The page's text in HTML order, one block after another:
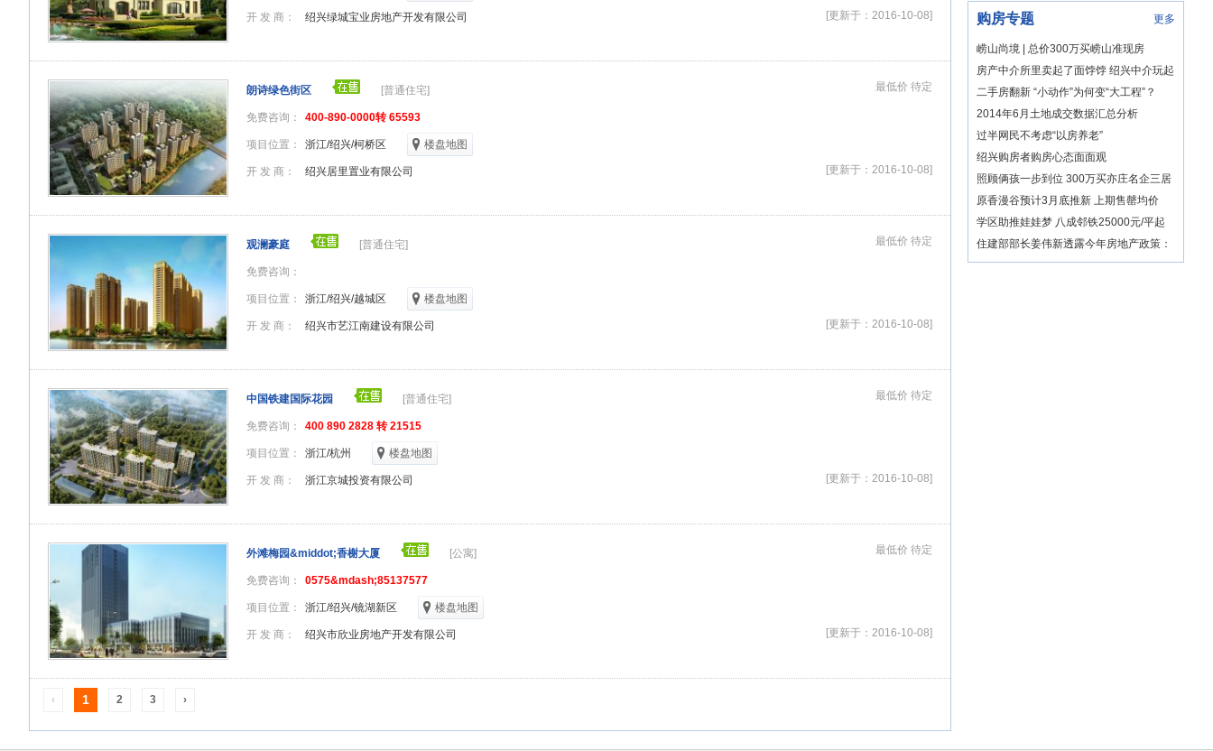
开 发 商： 绍兴绿城宝业房地产开发有限公司 [更新于：2016-10-08]
朗诗绿色街区 [普通住宅]
免费咨询： 400-890-0000转 65593
项目位置： 浙江/绍兴/柯桥区 楼盘地图
开 发 商： 绍兴居里置业有限公司
最低价 待定
[更新于：2016-10-08]
观澜豪庭 [普通住宅]
免费咨询：
项目位置： 浙江/绍兴/越城区 楼盘地图
开 发 商： 绍兴市艺江南建设有限公司
最低价 待定
[更新于：2016-10-08]
中国铁建国际花园 [普通住宅]
免费咨询： 400 890 2828 转 21515
项目位置： 浙江/杭州 楼盘地图
开 发 商： 浙江京城投资有限公司
最低价 待定
[更新于：2016-10-08]
外滩梅园&middot;香榭大厦 [公寓]
免费咨询： 0575&mdash;85137577
项目位置： 浙江/绍兴/镜湖新区 楼盘地图
开 发 商： 绍兴市欣业房地产开发有限公司
最低价 待定
[更新于：2016-10-08]
‹ 1 2 3 ›
更多
购房专题
崂山尚境 | 总价300万买崂山准现房
房产中介所里卖起了面饽饽 绍兴中介玩起
混搭风实属无奈之举
二手房翻新 “小动作”为何变“大工程”？
2014年6月土地成交数据汇总分析
过半网民不考虑“以房养老”
绍兴购房者购房心态面面观
照顾俩孩一步到位 300万买亦庄名企三居
原香漫谷预计3月底推新 上期售罄均价
12800元/平
学区助推娃娃梦 八成邻铁25000元/平起
有精装
住建部部长姜伟新透露今年房地产政策：
双向调控